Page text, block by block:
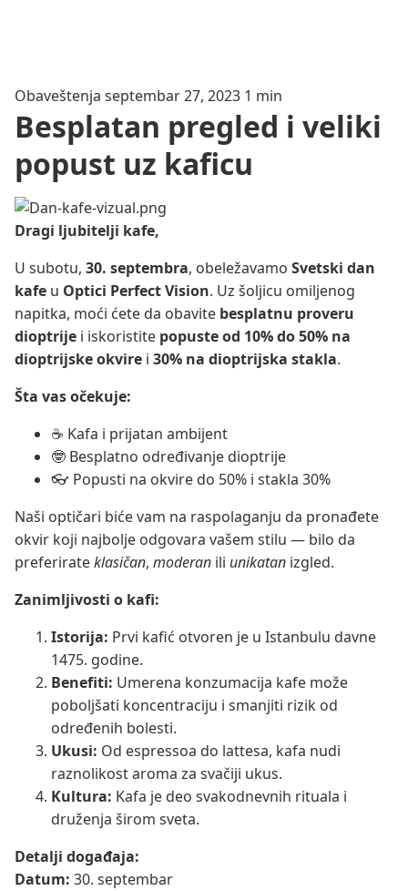
Obaveštenja septembar 27, 2023 1 min
Besplatan pregled i veliki
popust uz kaficu
Dragi ljubitelji kafe,
U subotu, 30. septembra, obeležavamo Svetski dan
kafe u Optici Perfect Vision. Uz šoljicu omiljenog
napitka, moći ćete da obavite besplatnu proveru
dioptrije i iskoristite popuste od 10% do 50% na
dioptrijske okvire i 30% na dioptrijska stakla.
Šta vas očekuje:
☕ Kafa i prijatan ambijent
🤓 Besplatno određivanje dioptrije
👓 Popusti na okvire do 50% i stakla 30%
Naši optičari biće vam na raspolaganju da pronađete
okvir koji najbolje odgovara vašem stilu — bilo da
preferirateklasičan, moderan ili unikatan izgled.
Zanimljivosti o kafi:
Istorija: Prvi kafić otvoren je u Istanbulu davne
1475. godine.
Benefiti: Umerena konzumacija kafe može
poboljšati koncentraciju i smanjiti rizik od
određenih bolesti.
Ukusi: Od espressoa do lattesa, kafa nudi
raznolikost aroma za svačiji ukus.
Kultura: Kafa je deo svakodnevnih rituala i
druženja širom sveta.
Detalji događaja:
Datum: 30. septembar